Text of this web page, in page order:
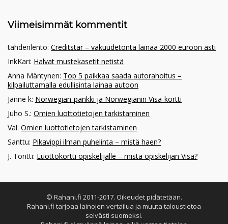
Viimeisimmät kommentit
tähdenlento: Creditstar – vakuudetonta lainaa 2000 euroon asti
InkKari: Halvat mustekasetit netistä
Anna Mäntynen: Top 5 paikkaa saada autorahoitus –
kilpailuttamalla edullisinta lainaa autoon
Janne k: Norwegian-pankki ja Norwegianin Visa-kortti
Juho S.: Omien luottotietojen tarkistaminen
Val: Omien luottotietojen tarkistaminen
Santtu: Pikavippi ilman puhelinta – mistä haen?
J. Tontti: Luottokortti opiskelijalle – mistä opiskelijan Visa?
© Rahani.fi 2011-2017. Oikeudet pidätetään.
Rahani.fi tarjoaa lainojen vertailua ja muuta taloustietoa
selvästi suomeksi.